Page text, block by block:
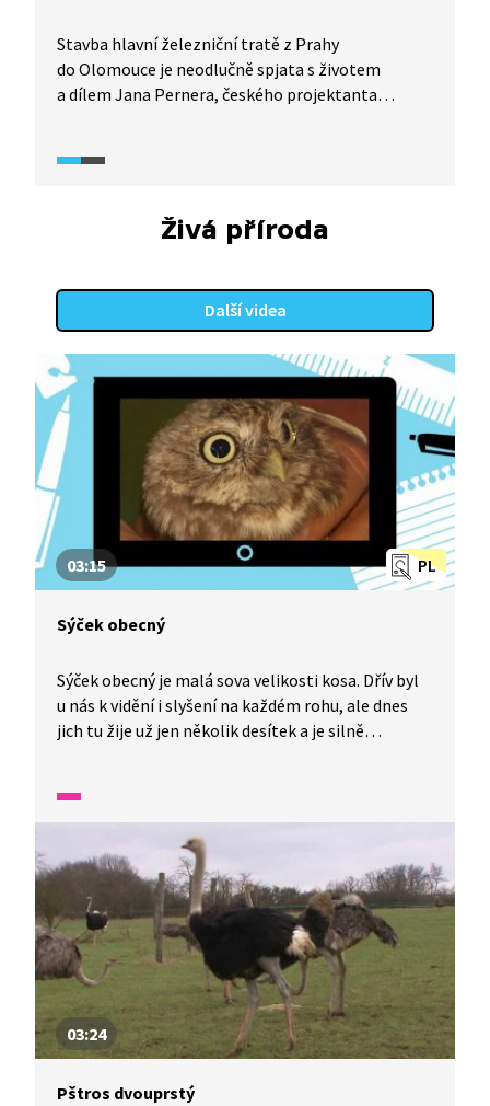
Stavba hlavní železniční tratě z Prahy
do Olomouce je neodlučně spjata s životem
a dílem Jana Pernera, českého projektanta
třicetiletý Perner stal obětí nešťastné nehody,
projektoval, sestoupil při služební jízdě
na poslední stupeň schůdku vagónu a narazil
smrt českého génia, tu ale vlastně vůbec nemusel
stát. Nakonec se dozvíme o záhadě, která dodnes
Živá příroda
Další videa
PL
03:15
Sýček obecný
Sýček obecný je malá sova velikosti kosa. Dřív byl
u nás k vidění i slyšení na každém rohu, ale dnes
jich tu žije už jen několik desítek a je silně
smrt?
03:24
Pštros dvouprstý